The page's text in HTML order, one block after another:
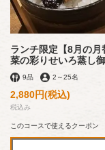
ランチ限定【8月の
菜の彩りせいろ蒸し
9品 2 ～25名
2,880円(税込)
税込み
このコースで使えるクーポン